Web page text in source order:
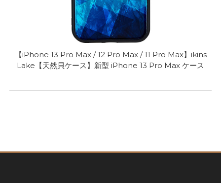
【iPhone 13 Pro Max / 12 Pro Max / 11 Pro Max】ikins
Lake【天然貝ケース】新型 iPhone 13 Pro Max ケース